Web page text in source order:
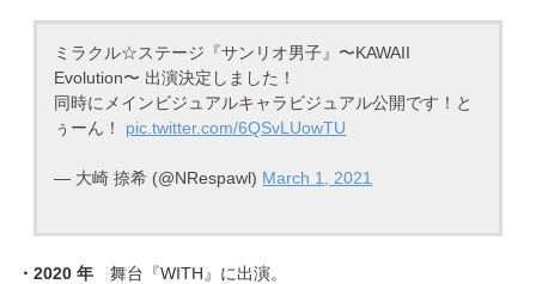
ミラクル☆ステージ『サンリオ男子』〜KAWAII
Evolution〜 出演決定しました！
同時にメインビジュアルキャラビジュアル公開です！と
ぅーん！ pic.twitter.com/6QSvLUowTU
— 大崎 捺希 (@NRespawl) March 1, 2021
・2020 年 舞台『WITH』に出演。